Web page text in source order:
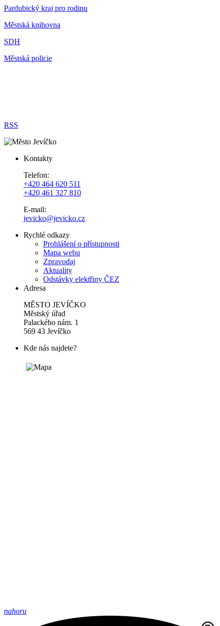
Pardubický kraj pro rodinu
Městská knihovna
SDH
Městská policie
RSS
Kontakty
Telefon:
+420 464 620 511
+420 461 327 810
E-mail:
jevicko@jevicko.cz
Rychlé odkazy
Prohlášení o přístupnosti
Mapa webu
Zpravodaj
Aktuality
Odstávky elektřiny ČEZ
Adresa
MĚSTO JEVÍČKO
Městský úřad
Palackého nám. 1
569 43 Jevíčko
Kde nás najdete?
nahoru